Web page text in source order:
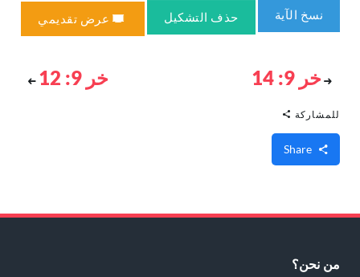
نسخ الآية حذف التشكيل عرض تقديمي
خر 9: 14 خر 9: 12
للمشاركة
من نحن؟